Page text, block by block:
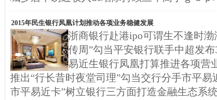
2015年民生银行凤凰计划推动各项业务稳健发展
浙商银行赴港ipo可谓生不逢时
传周”勾当平安银行联手中超发
易近生银行凤凰打算推进各项营
推出“行长昔时夜堂司理”勾当交行分手市平易
市平易近卡”树立银行三方面打造金融生态系